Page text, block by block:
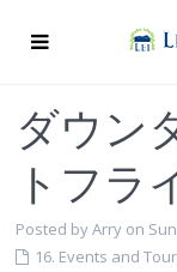
ダウン
トフラ
Posted by Arry on
16. Events and